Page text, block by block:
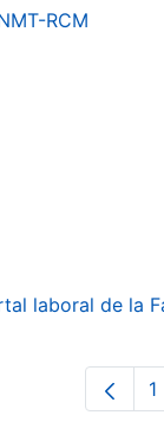
RCM
laboral de la
1